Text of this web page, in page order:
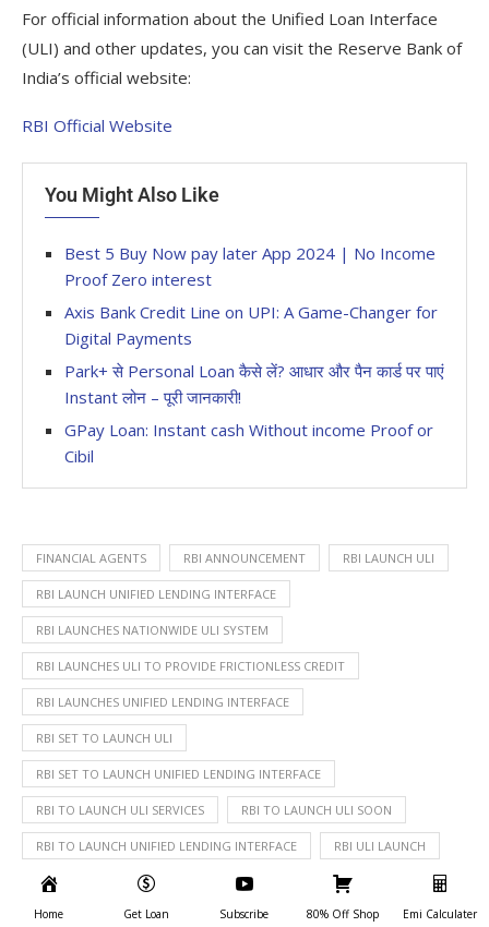
For official information about the Unified Loan Interface
(ULI) and other updates, you can visit the Reserve Bank of
India’s official website:
RBI Official Website
You Might Also Like
Best 5 Buy Now pay later App 2024 | No Income
Proof Zero interest
Axis Bank Credit Line on UPI: A Game-Changer for
Digital Payments
Park+ से Personal Loan कैसे लें? आधार और पैन कार्ड पर पाएं
Instant लोन – पूरी जानकारी!
GPay Loan: Instant cash Without income Proof or
Cibil
FINANCIAL AGENTS RBI ANNOUNCEMENT RBI LAUNCH ULI
RBI LAUNCH UNIFIED LENDING INTERFACE
RBI LAUNCHES NATIONWIDE ULI SYSTEM
RBI LAUNCHES ULI TO PROVIDE FRICTIONLESS CREDIT
RBI LAUNCHES UNIFIED LENDING INTERFACE
RBI SET TO LAUNCH ULI
RBI SET TO LAUNCH UNIFIED LENDING INTERFACE
RBI TO LAUNCH ULI SERVICES RBI TO LAUNCH ULI SOON
RBI TO LAUNCH UNIFIED LENDING INTERFACE RBI ULI LAUNCH
ULI LAUNCH UNIFIED LENDING INTERFACE LAUNCH NEWS
Home Get Loan Subscribe 80% Off Shop Emi Calculater